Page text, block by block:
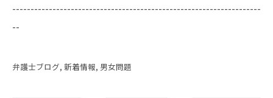
--------------------------------------------------------------------
--
弁護士ブログ 新着情報 男女問題